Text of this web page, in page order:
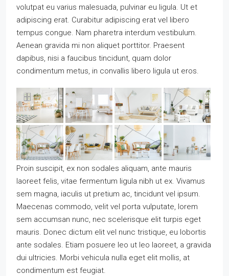
volutpat eu varius malesuada, pulvinar eu ligula. Ut et
adipiscing erat. Curabitur adipiscing erat vel libero
tempus congue. Nam pharetra interdum vestibulum.
Aenean gravida mi non aliquet porttitor. Praesent
dapibus, nisi a faucibus tincidunt, quam dolor
condimentum metus, in convallis libero ligula ut eros.
Proin suscipit, ex non sodales aliquam, ante mauris
laoreet felis, vitae fermentum ligula nibh ut ex. Vivamus
sem magna, iaculis ut pretium ac, tincidunt vel ipsum.
Maecenas commodo, velit vel porta vulputate, lorem
sem accumsan nunc, nec scelerisque elit turpis eget
mauris. Donec dictum elit vel nunc tristique, eu lobortis
ante sodales. Etiam posuere leo ut leo laoreet, a gravida
dui ultricies. Morbi vehicula nulla eget elit mollis, at
condimentum est feugiat.